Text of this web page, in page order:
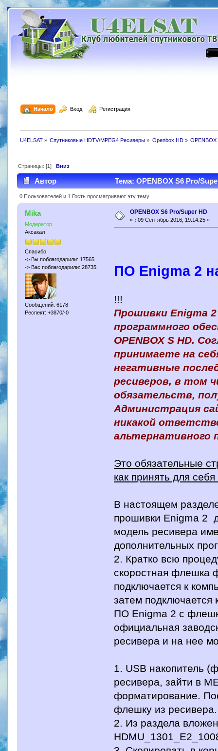
Начало Вход Регистрация
U4ELSAT» Спутниковые HDTV/MPEG4 Ресиверы » Openbox HD» OPENBOX
Страницы: [1] Вниз
Автор Тема: OPENBOX S6 Pro/
0 Пользователей и 1 Гость просматривают эту тему.
Mika
Модератор
Аксакал
Спасибо
-> Вы поблагодарили: 17565
-> Вас поблагодарили: 28735
Сообщений: 6178
Респект: +3870/-0
OPENBOX S6 Pro/Super HD
« : 09 Сентябрь 2016, 19:14:25 »
ПО Enigma 2
!!!
Прошивки Enigma
программного
OPENBOX S HD.
принимаете на
негативные
ресиверов, в том
обязательств,
Администрация
никакой
альтернативного
Это обязательные
как принять для
В настоящем
прошивки Enigma 2
модель ресивера
дополнительных
2. Кратко всю
скоростная флешка
подключается к
затем подключается
ПО Enigma 2 с
официальная
ресивера и на нее
1. USB накопитель
ресивера, зайти в
форматирование.
флешку из ресивера.
2. Из раздела